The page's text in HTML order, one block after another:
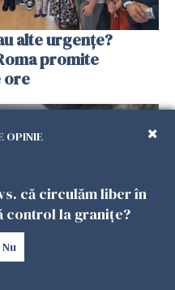
alte urgențe?
promite
ore
OPINIE
că circulăm liber în
control la granițe?
Nu